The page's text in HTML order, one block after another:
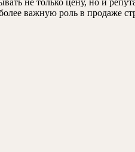
не только цену, но и
важную роль в продаже